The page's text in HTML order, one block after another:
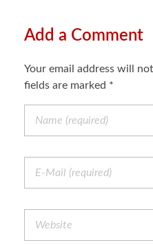
Add a Comment
Your email address will
fields are marked *